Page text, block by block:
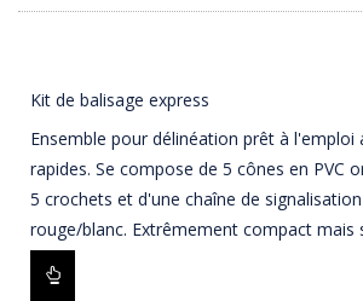
Kit de balisage express
Ensemble pour délinéation prêt à l'emploi
rapides. Se compose de 5 cônes en PVC
5 crochets et d'une chaîne de
rouge/blanc. Extrêmement compact mais